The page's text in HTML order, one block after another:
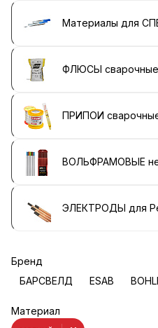
Материалы для
ФЛЮСЫ сварочные
ПРИПОИ
ВОЛЬФРАМОВЫЕ
ЭЛЕКТРОДЫ для
Бренд
БАРСВЕЛД
ESAB
Материал